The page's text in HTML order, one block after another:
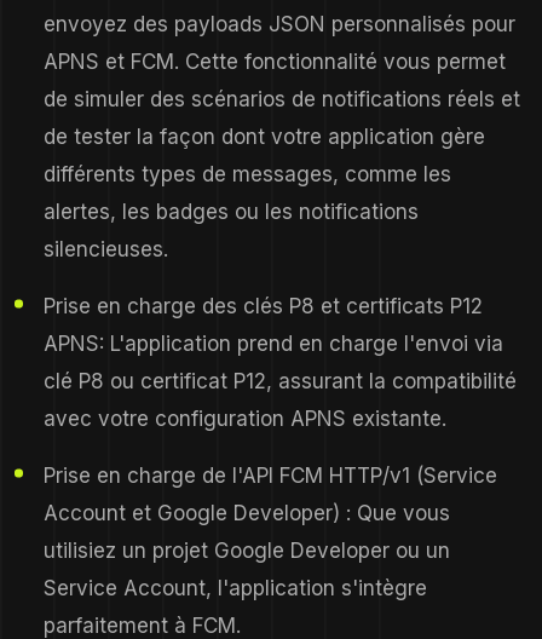
envoyez des payloads JSON personnalisés pour
APNS et FCM. Cette fonctionnalité vous permet
de simuler des scénarios de notifications réels et
de tester la façon dont votre application gère
différents types de messages, comme les
alertes, les badges ou les notifications
silencieuses.
Prise en charge des clés P8 et certificats P12
APNS: L'application prend en charge l'envoi via
clé P8 ou certificat P12, assurant la compatibilité
avec votre configuration APNS existante.
Prise en charge de l'API FCM HTTP/v1 (Service
Account et Google Developer) : Que vous
utilisiez un projet Google Developer ou un
Service Account, l'application s'intègre
parfaitement à FCM.